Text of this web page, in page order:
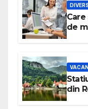
de
din